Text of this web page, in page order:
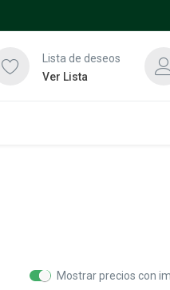
Lista de deseos
Ver Lista
Mostrar precios con